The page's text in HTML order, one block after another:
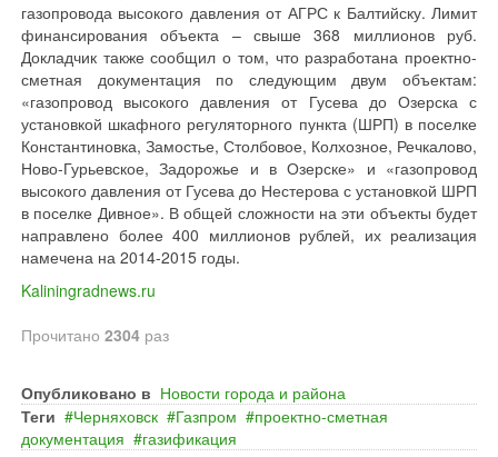
газопровода высокого давления от АГРС к Балтийску. Лимит
финансирования объекта – свыше 368 миллионов руб.
Докладчик также сообщил о том, что разработана проектно-
сметная документация по следующим двум объектам:
«газопровод высокого давления от Гусева до Озерска с
установкой шкафного регуляторного пункта (ШРП) в поселке
Константиновка, Замостье, Столбовое, Колхозное, Речкалово,
Ново-Гурьевское, Задорожье и в Озерске» и «газопровод
высокого давления от Гусева до Нестерова с установкой ШРП
в поселке Дивное». В общей сложности на эти объекты будет
направлено более 400 миллионов рублей, их реализация
намечена на 2014-2015 годы.
Kaliningradnews.ru
Прочитано 2304 раз
Опубликовано в Новости города и района
Теги
Черняховск Газпром
проектно-сметная
документация
газификация